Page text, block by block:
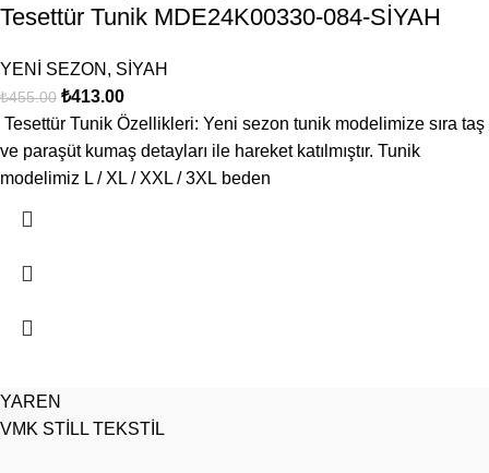
Tesettür Tunik MDE24K00330-084-SİYAH
YENİ SEZON , SİYAH
₺455.00 ₺413.00
Tesettür Tunik Özellikleri: Yeni sezon tunik modelimize sıra taş
ve paraşüt kumaş detayları ile hareket katılmıştır. Tunik
modelimiz L / XL / XXL / 3XL beden
YAREN
VMK STİLL TEKSTİL